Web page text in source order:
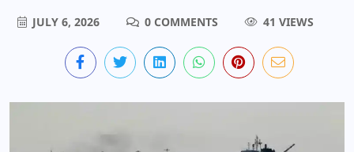
JULY 6, 2026 0 COMMENTS 41 VIEWS